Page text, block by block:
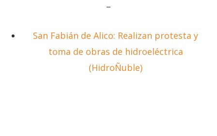
–
San Fabián de Alico: Realizan protesta y
toma de obras de hidroeléctrica
(HidroÑuble)